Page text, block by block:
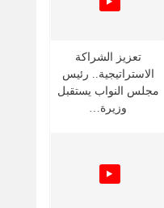
تعزيز الشراكة
الاستراتيجية.. رئيس
مجلس النواب يستقبل
وزيرة…